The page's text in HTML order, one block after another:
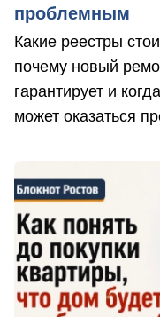
проблемным
Какие реестры
почему новый
гарантирует и
может оказаться